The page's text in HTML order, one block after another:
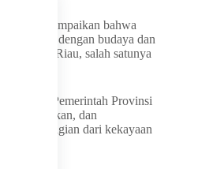
menyampaikan bahwa
erat dengan budaya dan
Riau, salah satunya
Pemerintah Provinsi
melestarikan, dan
sebagai bagian dari kekayaan